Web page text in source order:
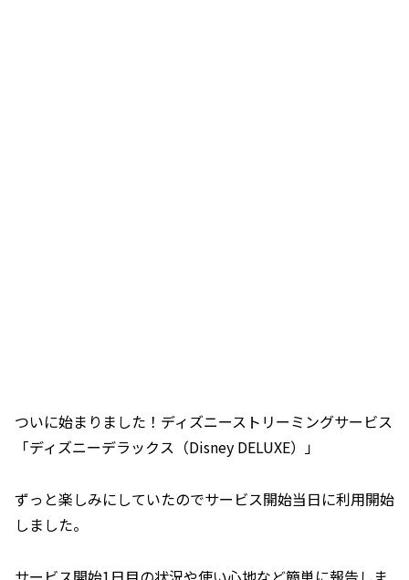
ついに始まりました！ディズニーストリーミングサービス
「ディズニーデラックス（Disney DELUXE）」
ずっと楽しみにしていたのでサービス開始当日に利用開始
しました。